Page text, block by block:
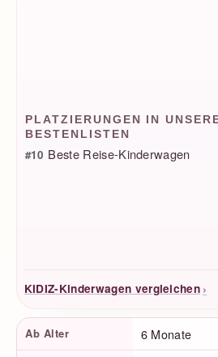
PLATZIERUNGEN IN
BESTENLISTEN
#10 Beste Reise-Kinderwagen
KIDIZ-Kinderwagen vergleichen ›
Produktfakten
Ab Alter 6 Monate